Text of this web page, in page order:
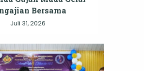
Bersama
Juli 31, 2026